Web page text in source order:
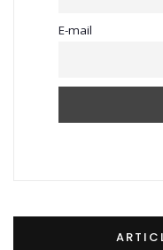
E-mail